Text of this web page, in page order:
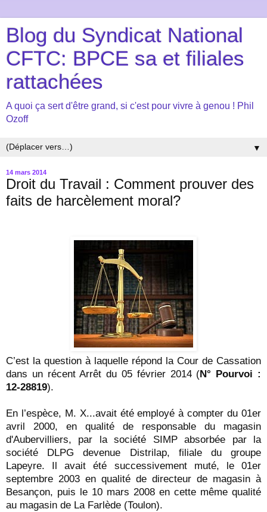
Blog du Syndicat National
CFTC: BPCE sa et filiales
rattachées
A quoi ça sert d'être grand, si c'est pour vivre à genou ! Phil
Ozoff
▼
14 mars 2014
Droit du Travail : Comment prouver des
faits de harcèlement moral?
C’est la question à laquelle répond la Cour de Cassation
dans un récent Arrêt du 05 février 2014 (N° Pourvoi :
12-28819).
En l’espèce, M. X...avait été employé à compter du 01er
avril 2000, en qualité de responsable du magasin
d'Aubervilliers, par la société SIMP absorbée par la
société DLPG devenue Distrilap, filiale du groupe
Lapeyre. Il avait été successivement muté, le 01er
septembre 2003 en qualité de directeur de magasin à
Besançon, puis le 10 mars 2008 en cette même qualité
au magasin de La Farlède (Toulon).